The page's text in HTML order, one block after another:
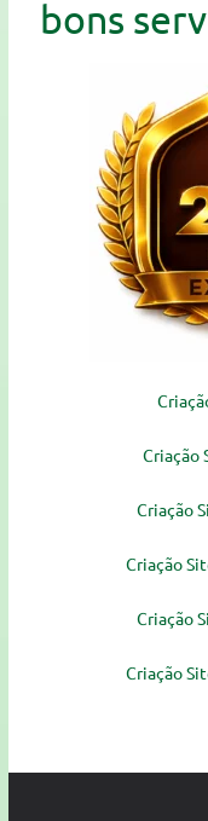
bons
Criação
Criação
Criação
Criação
Criação